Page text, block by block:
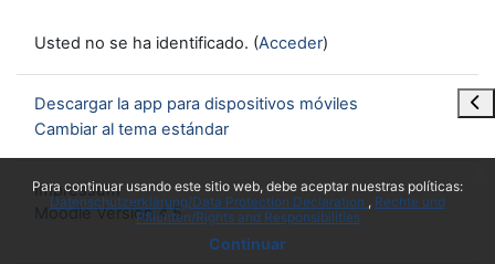
Para continuar usando este sitio web, debe aceptar nuestras políticas:
Datenschutzerklärung/Data Protection Declaration
Rechte und
Pflichten/Rights and Responsibilities
Continuar
Usted no se ha identificado. (Acceder)
Descargar la app para dispositivos móviles
Cambiar al tema estándar
Impressum
Moodle Version 4.5